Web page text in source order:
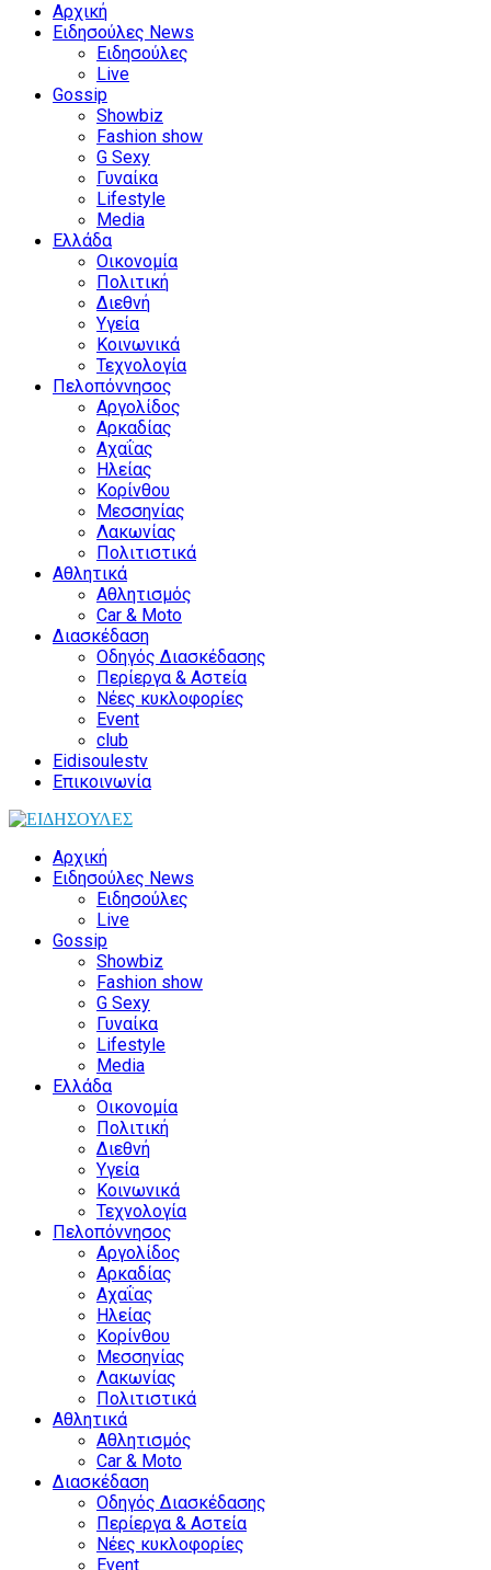
Αρχική
Ειδησούλες News
Ειδησούλες
Live
Gossip
Showbiz
Fashion show
G Sexy
Γυναίκα
Lifestyle
Media
Ελλάδα
Οικονομία
Πολιτική
Διεθνή
Υγεία
Κοινωνικά
Τεχνολογία
Πελοπόννησος
Αργολίδος
Αρκαδίας
Αχαΐας
Ηλείας
Κορίνθου
Μεσσηνίας
Λακωνίας
Πολιτιστικά
Αθλητικά
Αθλητισμός
Car & Moto
Διασκέδαση
Οδηγός Διασκέδασης
Περίεργα & Αστεία
Νέες κυκλοφορίες
Event
club
Eidisoulestv
Επικοινωνία
Αρχική
Ειδησούλες News
Ειδησούλες
Live
Gossip
Showbiz
Fashion show
G Sexy
Γυναίκα
Lifestyle
Media
Ελλάδα
Οικονομία
Πολιτική
Διεθνή
Υγεία
Κοινωνικά
Τεχνολογία
Πελοπόννησος
Αργολίδος
Αρκαδίας
Αχαΐας
Ηλείας
Κορίνθου
Μεσσηνίας
Λακωνίας
Πολιτιστικά
Αθλητικά
Αθλητισμός
Car & Moto
Διασκέδαση
Οδηγός Διασκέδασης
Περίεργα & Αστεία
Νέες κυκλοφορίες
Event